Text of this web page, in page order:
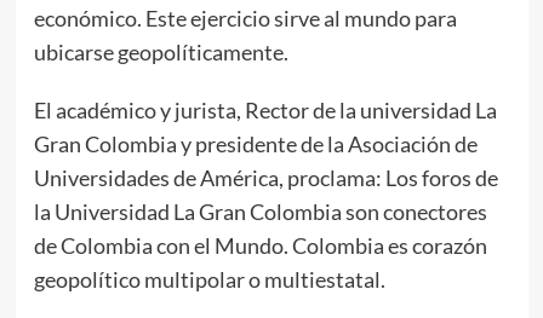
económico. Este ejercicio sirve al mundo para
ubicarse geopolíticamente.
El académico y jurista, Rector de la universidad La
Gran Colombia y presidente de la Asociación de
Universidades de América, proclama: Los foros de
la Universidad La Gran Colombia son conectores
de Colombia con el Mundo. Colombia es corazón
geopolítico multipolar o multiestatal.